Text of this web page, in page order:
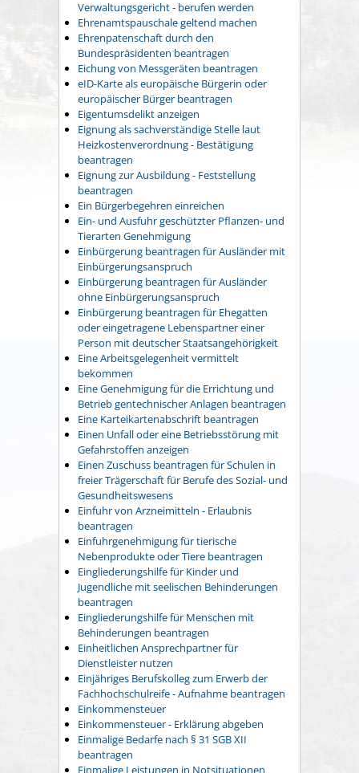
Verwaltungsgericht - berufen werden
Ehrenamtspauschale geltend machen
Ehrenpatenschaft durch den
Bundespräsidenten beantragen
Eichung von Messgeräten beantragen
eID-Karte als europäische Bürgerin oder
europäischer Bürger beantragen
Eigentumsdelikt anzeigen
Eignung als sachverständige Stelle laut
Heizkostenverordnung - Bestätigung
beantragen
Eignung zur Ausbildung - Feststellung
beantragen
Ein Bürgerbegehren einreichen
Ein- und Ausfuhr geschützter Pflanzen- und
Tierarten Genehmigung
Einbürgerung beantragen für Ausländer mit
Einbürgerungsanspruch
Einbürgerung beantragen für Ausländer
ohne Einbürgerungsanspruch
Einbürgerung beantragen für Ehegatten
oder eingetragene Lebenspartner einer
Person mit deutscher Staatsangehörigkeit
Eine Arbeitsgelegenheit vermittelt
bekommen
Eine Genehmigung für die Errichtung und
Betrieb gentechnischer Anlagen beantragen
Eine Karteikartenabschrift beantragen
Einen Unfall oder eine Betriebsstörung mit
Gefahrstoffen anzeigen
Einen Zuschuss beantragen für Schulen in
freier Trägerschaft für Berufe des Sozial- und
Gesundheitswesens
Einfuhr von Arzneimitteln - Erlaubnis
beantragen
Einfuhrgenehmigung für tierische
Nebenprodukte oder Tiere beantragen
Eingliederungshilfe für Kinder und
Jugendliche mit seelischen Behinderungen
beantragen
Eingliederungshilfe für Menschen mit
Behinderungen beantragen
Einheitlichen Ansprechpartner für
Dienstleister nutzen
Einjähriges Berufskolleg zum Erwerb der
Fachhochschulreife - Aufnahme beantragen
Einkommensteuer
Einkommensteuer - Erklärung abgeben
Einmalige Bedarfe nach § 31 SGB XII
beantragen
Einmalige Leistungen in Notsituationen